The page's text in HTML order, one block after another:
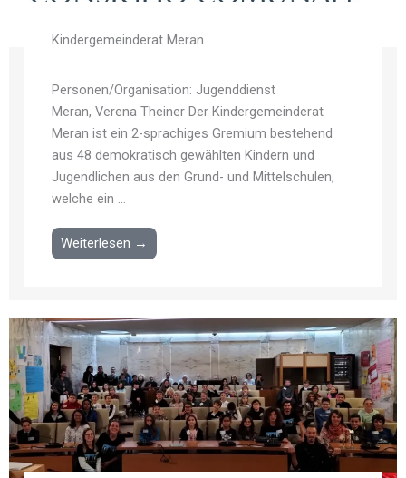
Kindergemeinderat Meran
Personen/Organisation: Jugenddienst
Meran, Verena Theiner Der Kindergemeinderat
Meran ist ein 2-sprachiges Gremium bestehend
aus 48 demokratisch gewählten Kindern und
Jugendlichen aus den Grund- und Mittelschulen,
welche ein ...
Weiterlesen →